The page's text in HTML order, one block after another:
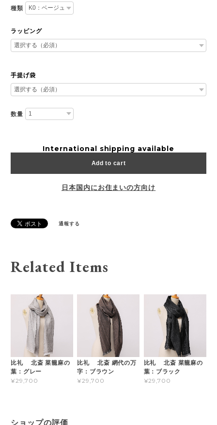
種類
ラッピング
手提げ袋
数量
International shipping available
Add to cart
日本国内にお住まいの方向け
通報する
Related Items
比礼 北斎 菜籠麻の
葉：グレー
¥29,700
比礼 北斎 網代の万
字：ブラウン
¥29,700
比礼 北斎 菜籠麻の
葉：ブラック
¥29,700
ショップの評価